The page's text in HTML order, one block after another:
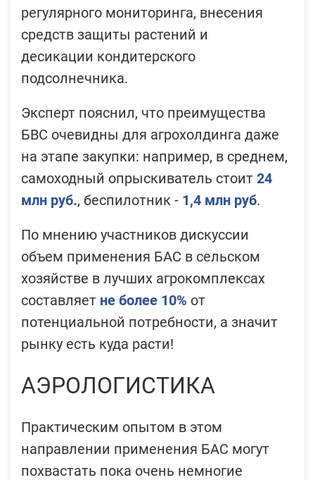
регулярного мониторинга, внесения
средств защиты растений и
десикации кондитерского
подсолнечника.
Эксперт пояснил, что преимущества
БВС очевидны для агрохолдинга даже
на этапе закупки: например, в среднем,
самоходный опрыскиватель стоит 24
млн руб., беспилотник - 1,4 млн руб.
По мнению участников дискуссии
объем применения БАС в сельском
хозяйстве в лучших агрокомплексах
составляет не более 10% от
потенциальной потребности, а значит
рынку есть куда расти!
АЭРОЛОГИСТИКА
Практическим опытом в этом
направлении применения БАС могут
похвастать пока очень немногие